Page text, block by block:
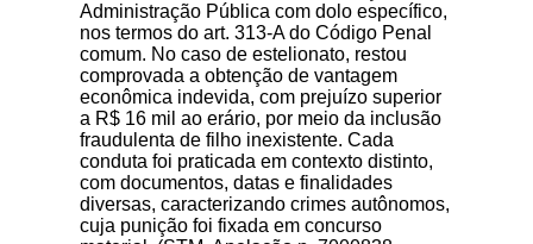
Administração Pública com dolo específico,
nos termos do art. 313-A do Código Penal
comum. No caso de estelionato, restou
comprovada a obtenção de vantagem
econômica indevida, com prejuízo superior
a R$ 16 mil ao erário, por meio da inclusão
fraudulenta de filho inexistente. Cada
conduta foi praticada em contexto distinto,
com documentos, datas e finalidades
diversas, caracterizando crimes autônomos,
cuja punição foi fixada em concurso